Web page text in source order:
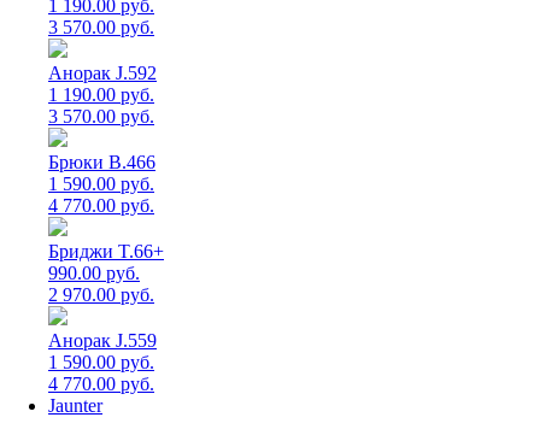
1 190.00 руб.
3 570.00 руб.
Анорак J.592
1 190.00 руб.
3 570.00 руб.
Брюки B.466
1 590.00 руб.
4 770.00 руб.
Бриджи T.66+
990.00 руб.
2 970.00 руб.
Анорак J.559
1 590.00 руб.
4 770.00 руб.
Jaunter